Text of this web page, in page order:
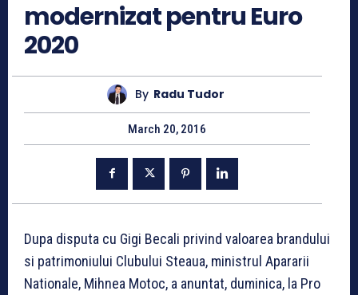
modernizat pentru Euro
2020
By Radu Tudor
March 20, 2016
Dupa disputa cu Gigi Becali privind valoarea brandului
si patrimoniului Clubului Steaua, ministrul Apararii
Nationale, Mihnea Motoc, a anuntat, duminica, la Pro